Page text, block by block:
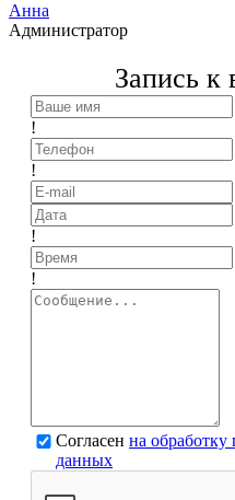
Анна
Администратор
Запись к
!
!
!
!
Согласен на обработку
данных